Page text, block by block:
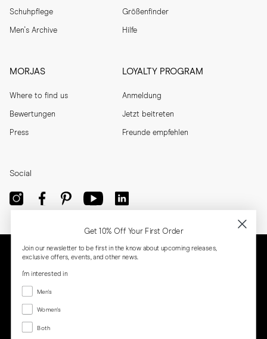
Schuhpflege
Men's Archive
Größenfinder
Hilfe
MORJAS
Where to find us
Bewertungen
Press
LOYALTY PROGRAM
Anmeldung
Jetzt beitreten
Freunde empfehlen
Social
Get 10% Off Your First Order
Join our newsletter to be first in the know about upcoming releases,
exclusive offers, events, and other news.
I'm interested in
Menswear
Men's
Women's
Women's
Both
Both